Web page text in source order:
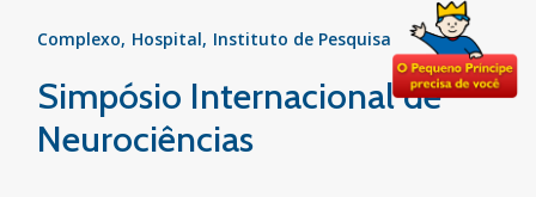
Complexo Hospital Instituto de Pesquisa
Simpósio Internacional de
Neurociências